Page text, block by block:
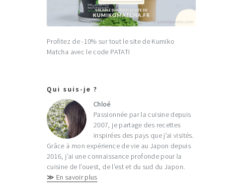
Profitez de -10% sur tout le site de Kumiko
Matcha avec le code PATATI
Qui suis-je ?
Chloé
Passionnée par la cuisine depuis
2007, je partage des recettes
inspirées des pays que j’ai visités.
Grâce à mon expérience de vie au Japon depuis
2016, j’ai une connaissance profonde pour la
cuisine de l’ouest, de l’est et du sud du Japon.
≫ En savoir plus